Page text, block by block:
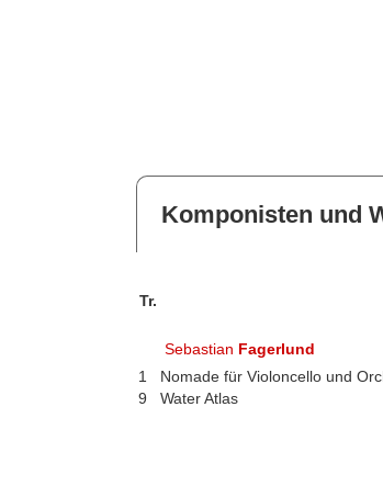
Komponisten und
Tr.
Sebastian Fagerlund
1
Nomade für Violoncello und
9
Water Atlas